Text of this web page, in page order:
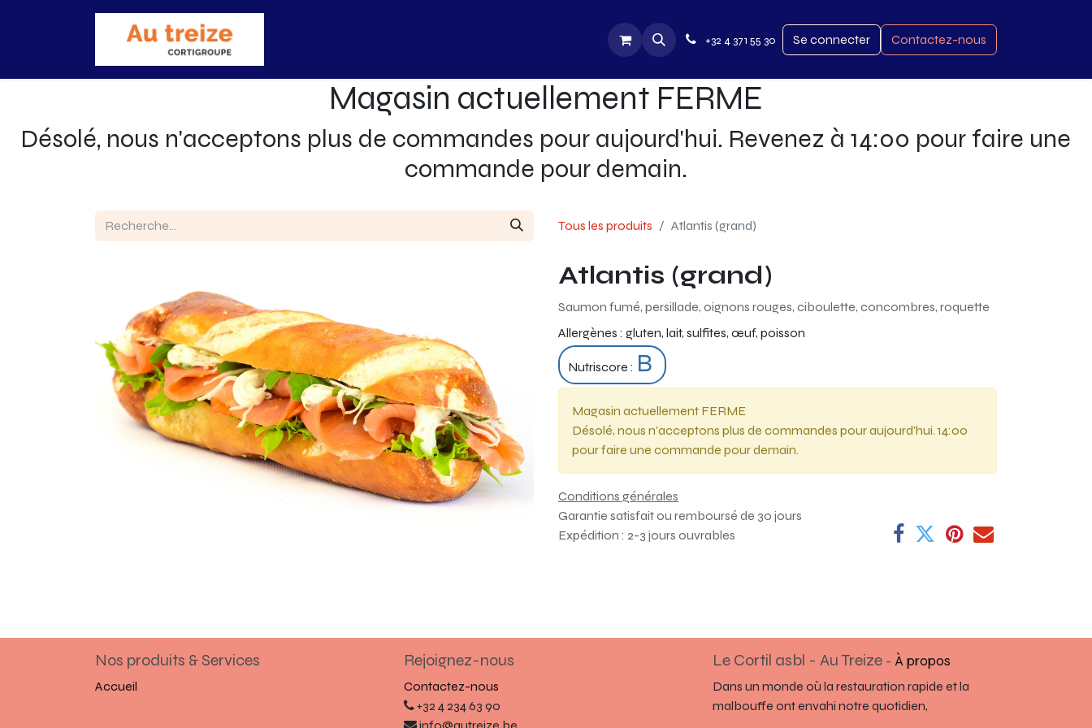
+32 4 371 55 30 Se connecter Contactez-nous
Magasin actuellement FERME
Désolé, nous n'acceptons plus de commandes pour aujourd'hui. Revenez à 14:00 pour faire une
commande pour demain.
Tous les produits Atlantis (grand)
Atlantis (grand)
Saumon fumé, persillade, oignons rouges, ciboulette, concombres, roquette
Allergènes : gluten, lait, sulfites, œuf, poisson
Nutriscore : B
Magasin actuellement FERME
Désolé, nous n'acceptons plus de commandes pour aujourd'hui. 14:00
pour faire une commande pour demain.
Conditions générales
Garantie satisfait ou remboursé de 30 jours
Expédition : 2-3 jours ouvrables
Nos produits & Services
Accueil
Rejoignez-nous
Contactez-nous
+32 4 234 63 90
Le Cortil asbl - Au Treize - À propos
Dans un monde où la restauration rapide et la
malbouffe ont envahi notre quotidien,